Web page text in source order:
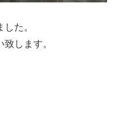
た。
します。